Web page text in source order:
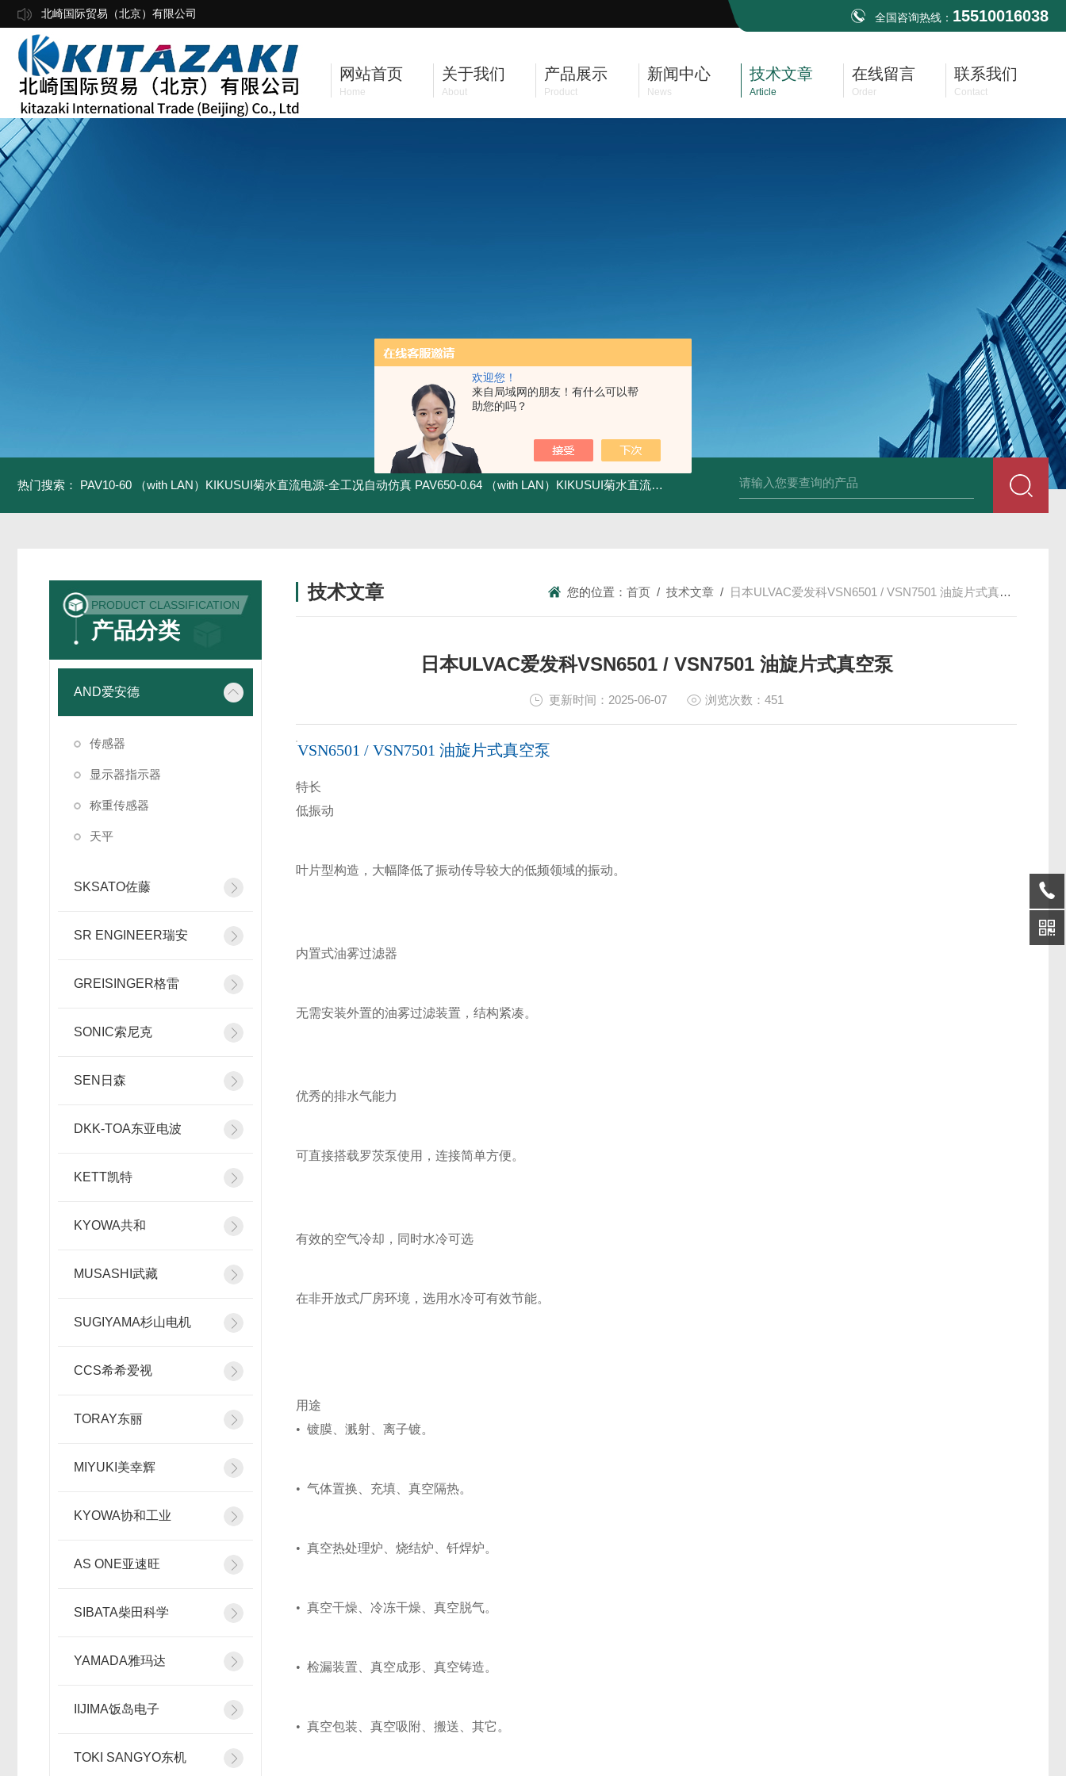
欢迎您！
来自局域网的朋友！有什么可以帮
助您的吗？
北崎国际贸易（北京）有限公司 全国咨询热线： 15510016038
网站首页
Home
关于我们
About
产品展示
Product
新闻中心
News
技术文章
Article
在线留言
Order
联系我们
Contact
热门搜索： PAV10-60 （with LAN）KIKUSUI菊水直流电源-全工况自动仿真 PAV650-0.64 （with LAN）KIKUSUI菊水直流电源-四象限节能测试 PAV320-1.3 （with LAN）KIKUSUI菊水直流电源-故障快
PRODUCT CLASSIFICATION
产品分类
AND爱安德
传感器
显示器指示器
称重传感器
天平
SKSATO佐藤
SR ENGINEER瑞安
GREISINGER格雷
SONIC索尼克
SEN日森
DKK-TOA东亚电波
KETT凯特
KYOWA共和
MUSASHI武藏
SUGIYAMA杉山电机
CCS希希爱视
TORAY东丽
MIYUKI美幸辉
KYOWA协和工业
AS ONE亚速旺
SIBATA柴田科学
YAMADA雅玛达
IIJIMA饭岛电子
TOKI SANGYO东机
技术文章 您的位置：首页 /技术文章 / 日本ULVAC爱发科VSN6501 / VSN7501 油旋片式真空泵
日本ULVAC爱发科VSN6501 / VSN7501 油旋片式真空泵
更新时间：2025-06-07 浏览次数：451
VSN6501 / VSN7501 油旋片式真空泵
特长
低振动
叶片型构造，大幅降低了振动传导较大的低频领域的振动。
内置式油雾过滤器
无需安装外置的油雾过滤装置，结构紧凑。
优秀的排水气能力
可直接搭载罗茨泵使用，连接简单方便。
有效的空气冷却，同时水冷可选
在非开放式厂房环境，选用水冷可有效节能。
用途
• 镀膜、溅射、离子镀。
• 气体置换、充填、真空隔热。
• 真空热处理炉、烧结炉、钎焊炉。
• 真空干燥、冷冻干燥、真空脱气。
• 检漏装置、真空成形、真空铸造。
• 真空包装、真空吸附、搬送、其它。